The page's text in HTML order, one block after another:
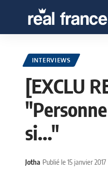
INTERVIEWS
[EXCLU
si..."
Jotha Publié le 15 janvier 2017